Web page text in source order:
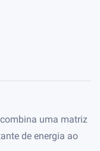
uma matriz
de energia ao